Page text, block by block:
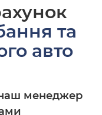
та
авто
менеджер